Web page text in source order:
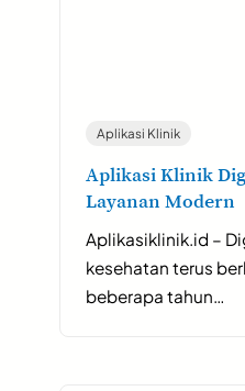
Aplikasi Klinik
Aplikasi Klinik
Layanan Modern
Aplikasiklinik.id –
kesehatan terus
beberapa tahun…